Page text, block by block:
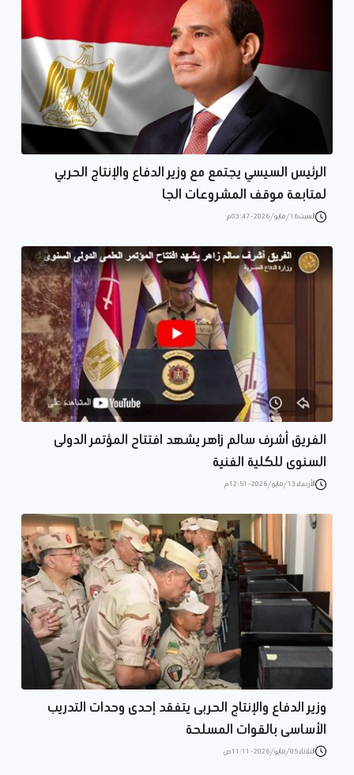
الرئيس السيسي يجتمع مع وزير الدفاع والإنتاج الحربي
لمتابعة موقف المشروعات الجا
السبت 16/مايو/2026 - 03:47 م
الفريق أشرف سالم زاهر يشهد افتتاح المؤتمر الدولى
السنوى للكلية الفنية
الأربعاء 13/مايو/2026 - 12:51 م
وزير الدفاع والإنتاج الحربى يتفقد إحدى وحدات التدريب
الأساسى بالقوات المسلحة
الثلاثاء 05/مايو/2026 - 11:11 ص